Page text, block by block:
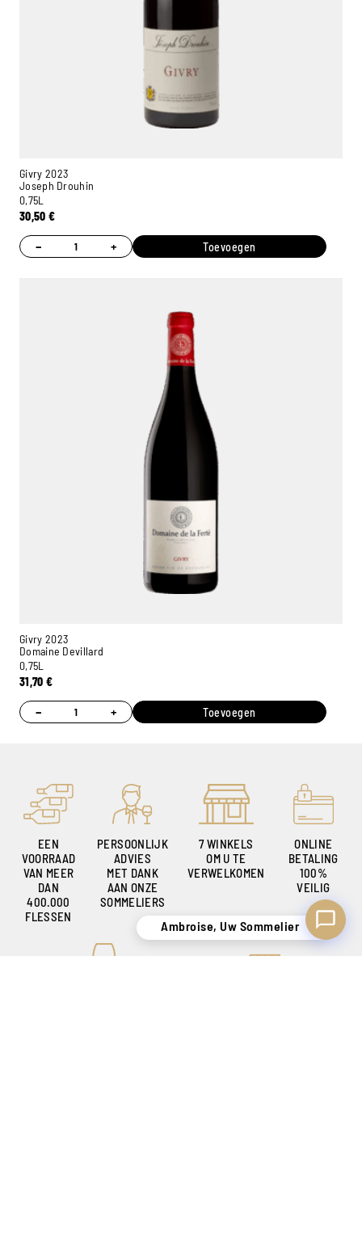
Givry 2023
Joseph Drouhin
0,75L
30,50€
− + Toevoegen
Givry 2023
Domaine Devillard
0,75L
31,70€
− + Toevoegen
EEN
VOORRAAD
VAN MEER
DAN
400.000
FLESSEN
PERSOONLIJK
ADVIES
MET DANK
AAN ONZE
SOMMELIERS
7 WINKELS
OM U TE
VERWELKOMEN
ONLINE
BETALING
100%
VEILIG
Ambroise, Uw Sommelier
Beschikbaar om u te adviseren